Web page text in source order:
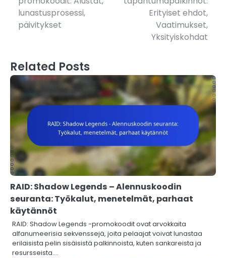
lunastusprosessi,
päivitykset
Erityiset ehdot,
Vaatimukset,
Yksityiskohdat
Related Posts
RAID: Shadow Legends – Alennuskoodin
seuranta: Työkalut, menetelmät, parhaat
käytännöt
RAID: Shadow Legends -promokoodit ovat arvokkaita
alfanumeerisia sekvenssejä, joita pelaajat voivat lunastaa
erilaisista pelin sisäisistä palkinnoista, kuten sankareista ja
resursseista.…